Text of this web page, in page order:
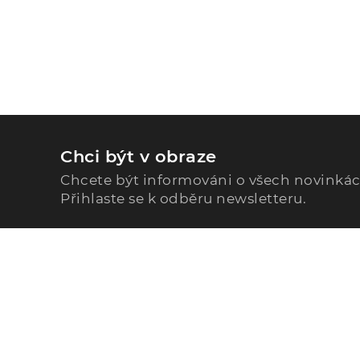
Chci být v obraze
Chcete být informováni o všech
Přihlaste se k odběru newsletteru.